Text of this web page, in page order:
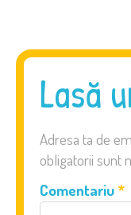
Lasă
Adresa ta de
obligatorii sunt
Comentariu *